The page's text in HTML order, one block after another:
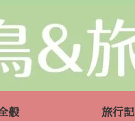
般 旅行記